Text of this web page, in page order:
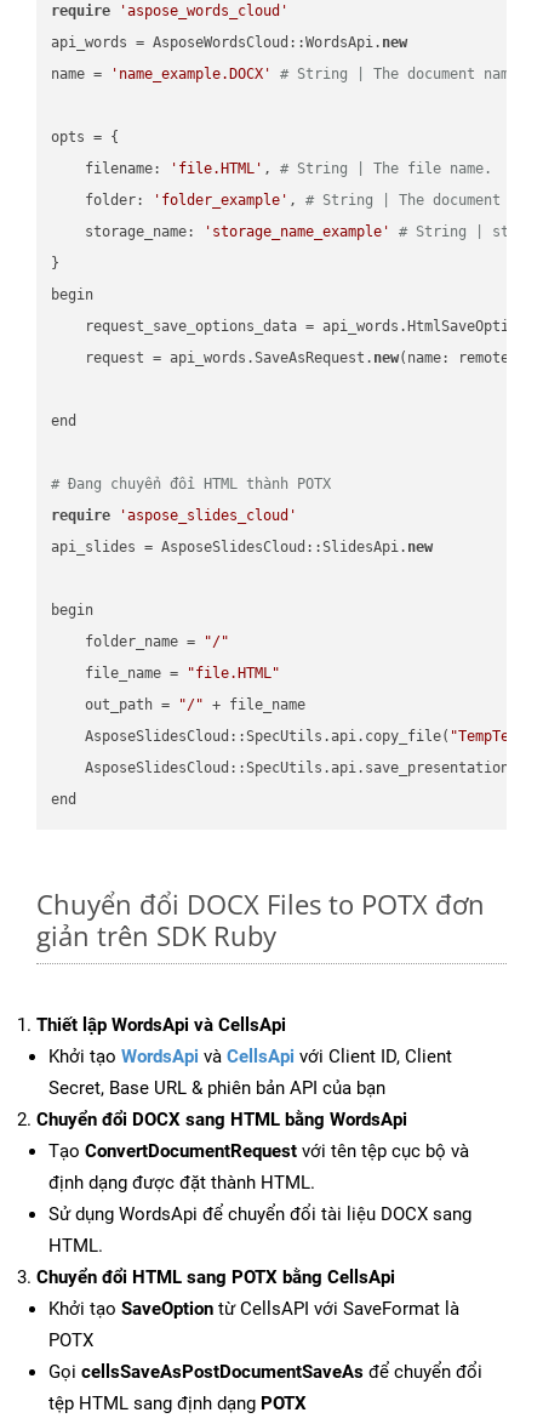
require
'aspose_words_cloud'
api_words = AsposeWordsCloud::WordsApi. new
name =
'name_example.DOCX' # String | The document name.
opts = {
    filename:
'file.HTML' , # String | The file name.
    folder:
'folder_example' , # String | The document
    storage_name:
'storage_name_example'
# String |
}
begin
request_save_options_data =
    request = api_words.SaveAsRequest.
new(name:
end
# Đang chuyển đổi HTML thành POTX
require
'aspose_slides_cloud'
api_slides = AsposeSlidesCloud::SlidesApi. new
begin
    folder_name =
"/"
    file_name =
"file.HTML"
    out_path =
"/" + file_name
    AsposeSlidesCloud::SpecUtils.api.copy_file(
Chuyển đổi DOCX Files to POTX đơn
giản trên SDK Ruby
Thiết lập WordsApi và CellsApi
Khởi tạo WordsApi và CellsApi với Client ID, Client
Secret, Base URL & phiên bản API của bạn
Chuyển đổi DOCX sang HTML bằng WordsApi
Tạo ConvertDocumentRequest với tên tệp cục bộ và
định dạng được đặt thành HTML.
Sử dụng WordsApi để chuyển đổi tài liệu DOCX sang
HTML.
Chuyển đổi HTML sang POTX bằng CellsApi
Khởi tạo SaveOption từ CellsAPI với SaveFormat là
POTX
Gọi cellsSaveAsPostDocumentSaveAs để chuyển đổi
tệp HTML sang định dạng POTX